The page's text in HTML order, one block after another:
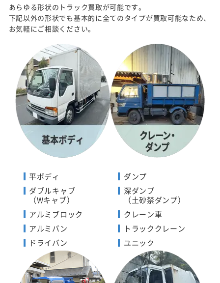
あらゆる形状のトラック買取が可能です。
下記以外の形状でも基本的に全てのタイプが買取可能なため、
お気軽にご相談ください。
平ボディ
ダブルキャブ
（Wキャブ）
アルミブロック
アルミバン
ドライバン
ダンプ
深ダンプ
（土砂禁ダンプ）
クレーン車
トラッククレーン
ユニック